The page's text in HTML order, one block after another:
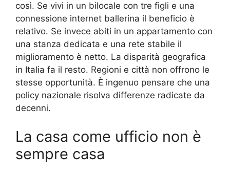
così. Se vivi in un bilocale con tre figli e una
connessione internet ballerina il beneficio è
relativo. Se invece abiti in un appartamento con
una stanza dedicata e una rete stabile il
miglioramento è netto. La disparità geografica
in Italia fa il resto. Regioni e città non offrono le
stesse opportunità. È ingenuo pensare che una
policy nazionale risolva differenze radicate da
decenni.
La casa come ufficio non è
sempre casa